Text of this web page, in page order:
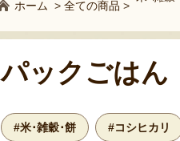
ホーム > 全ての商品 >
パックごはん
#米･雑穀･餅 #コシヒカリ